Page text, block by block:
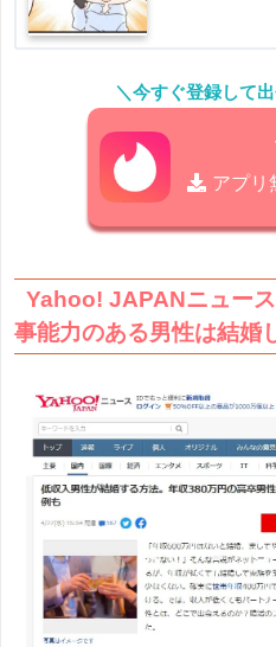
＼今すぐ登録して
アプリ
Yahoo! JAPANニュー
事能力のある男性は結婚